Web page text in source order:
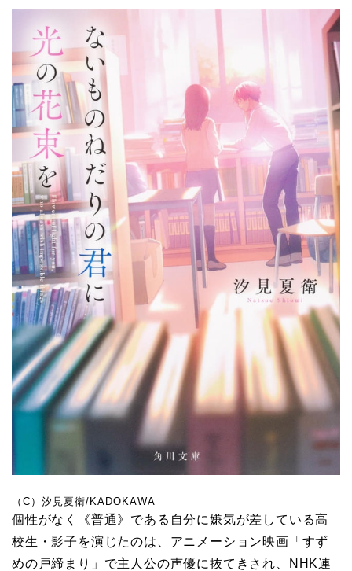
（C）汐見夏衛/KADOKAWA
個性がなく《普通》である自分に嫌気が差している高
校生・影子を演じたのは、アニメーション映画「すず
めの戸締まり」で主人公の声優に抜てきされ、NHK連